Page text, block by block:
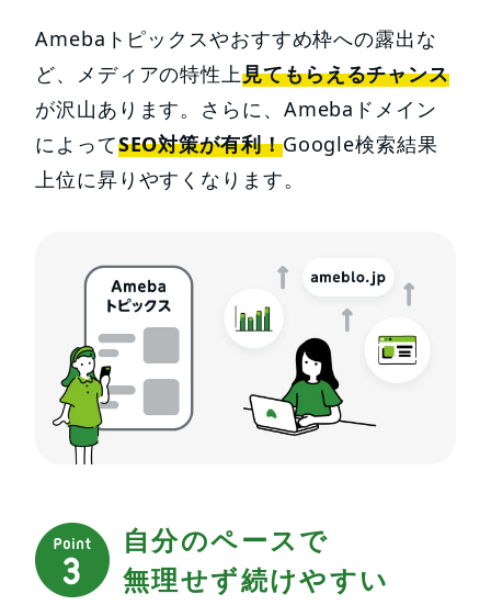
Amebaトピックスやおすすめ枠への露出な
ど、メディアの特性上見てもらえるチャンス
が沢山あります。さらに、Amebaドメイン
によってSEO対策が有利！Google検索結果
上位に昇りやすくなります。
自分のペースで
無理せず続けやすい